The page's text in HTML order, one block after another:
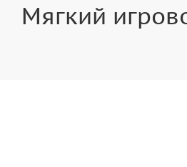
Мягкий